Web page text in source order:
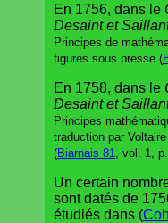
En 1756, dans le
Desaint et
Principes de
figures sous presse (
En 1758, dans le
Desaint et
Principes
traduction par
(Biarnais 81 , vol. 1,
Un certain
sont datés de
étudiés dans (